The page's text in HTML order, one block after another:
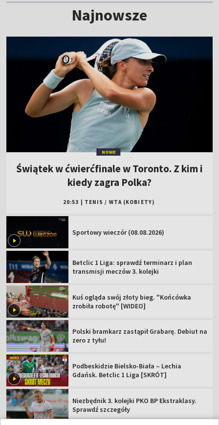
Najnowsze
NOWE
Świątek w ćwierćfinale w Toronto. Z kim i
kiedy zagra Polka?
20:53 TENIS / WTA (KOBIETY)
Sportowy wieczór (08.08.2026)
Betclic 1 Liga: sprawdź terminarz i plan
transmisji meczów 3. kolejki
Kuś ogląda swój złoty bieg. "Końcówka
zrobiła robotę" [WIDEO]
Polski bramkarz zastąpił Grabarę. Debiut na
zero z tyłu!
Podbeskidzie Bielsko-Biała – Lechia
Gdańsk. Betclic 1 Liga [SKRÓT]
Niezbędnik 3. kolejki PKO BP Ekstraklasy.
Sprawdź szczegóły